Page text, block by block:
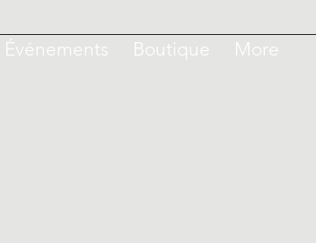
Événements Boutique More